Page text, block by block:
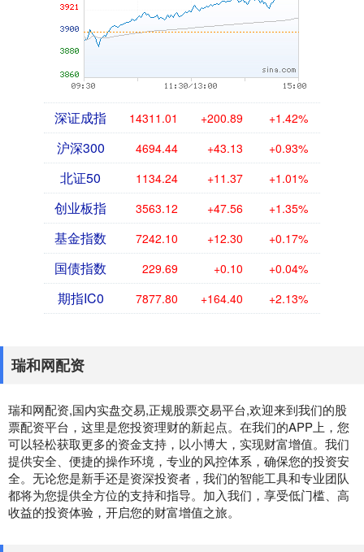
深证成指 14311.01 +200.89 +1.42%
沪深300 4694.44 +43.13 +0.93%
北证50 1134.24 +11.37 +1.01%
创业板指 3563.12 +47.56 +1.35%
基金指数 7242.10 +12.30 +0.17%
国债指数 229.69 +0.10 +0.04%
期指IC0 7877.80 +164.40 +2.13%
瑞和网配资
瑞和网配资,国内实盘交易,正规股票交易平台,欢迎来到我们的股
票配资平台，这里是您投资理财的新起点。在我们的APP上，您
可以轻松获取更多的资金支持，以小博大，实现财富增值。我们
提供安全、便捷的操作环境，专业的风控体系，确保您的投资安
全。无论您是新手还是资深投资者，我们的智能工具和专业团队
都将为您提供全方位的支持和指导。加入我们，享受低门槛、高
收益的投资体验，开启您的财富增值之旅。